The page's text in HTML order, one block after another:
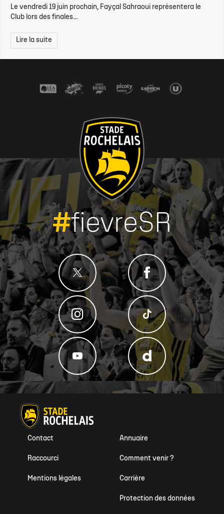
#
Annuaire
Contact
Comment venir ?
Raccourci
Carrière
Mentions légales
Protection des données